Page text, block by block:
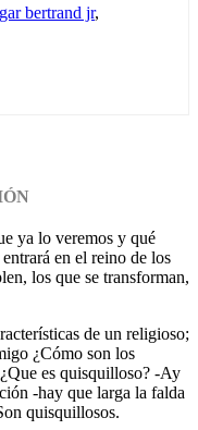
bertrand jr,
ya lo veremos y qué
en el reino de los
los que se transforman,
de un religioso;
¿Cómo son los
es quisquilloso? -Ay
-hay que larga la falda
quisquillosos.